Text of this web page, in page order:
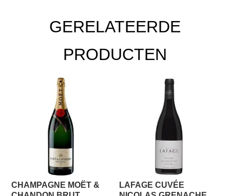
GERELATEERDE
PRODUCTEN
CHAMPAGNE MOËT &
LAFAGE CUVÉE